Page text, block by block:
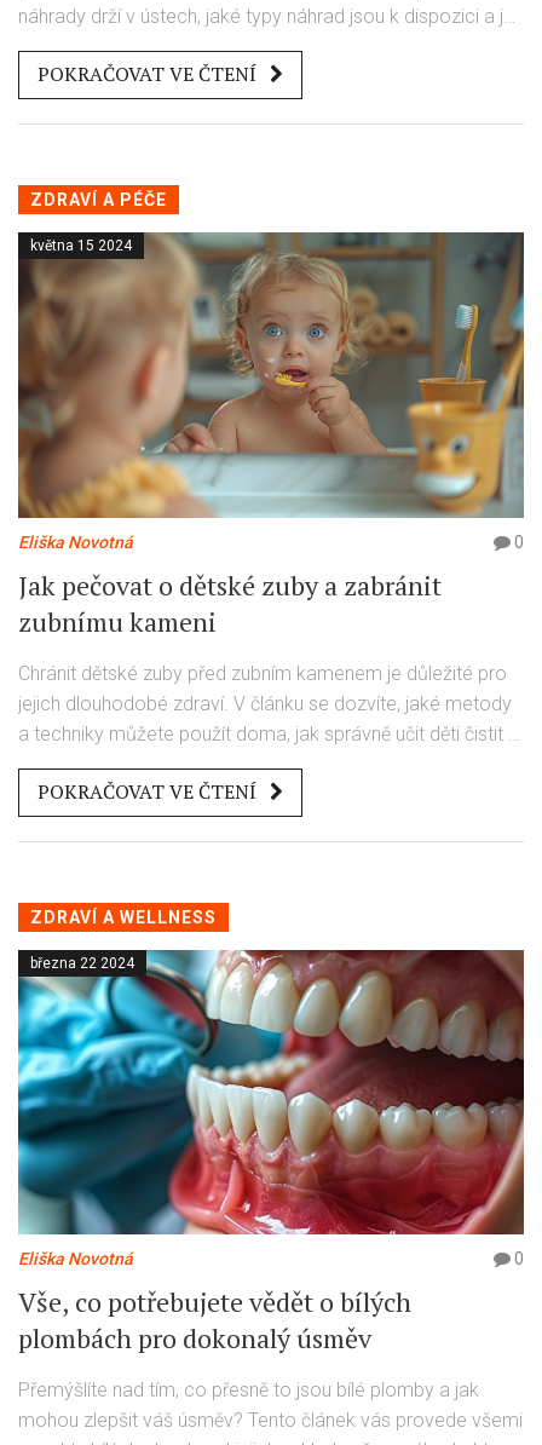
náhrady drží v ústech, jaké typy náhrad jsou k dispozici a jak
se o ně starat. Dále se podíváme na možné komplikace a
jak jim předejít. Nakonec nabídneme praktické tipy pro
POKRAČOVAT VE ČTENÍ
ZDRAVÍ A PÉČE
května 15 2024
Eliška Novotná 0
Jak pečovat o dětské zuby a zabránit
zubnímu kameni
Chránit dětské zuby před zubním kamenem je důležité pro
jejich dlouhodobé zdraví. V článku se dozvíte, jaké metody
a techniky můžete použít doma, jak správně učit děti čistit si
zuby a proč je pravidelná návštěva zubaře nezbytná. Navíc
objevíte zajímavá fakta o zubním kameni a jeho vlivu na
zdraví.
POKRAČOVAT VE ČTENÍ
ZDRAVÍ A WELLNESS
března 22 2024
Eliška Novotná 0
Vše, co potřebujete vědět o bílých
plombách pro dokonalý úsměv
Přemýšlíte nad tím, co přesně to jsou bílé plomby a jak
mohou zlepšit váš úsměv? Tento článek vás provede všemi